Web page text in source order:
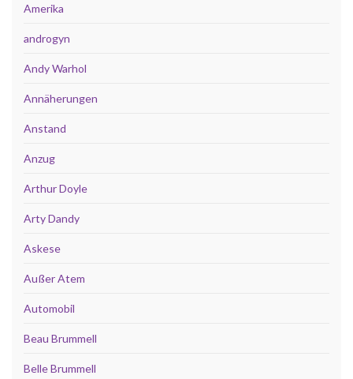
Amerika
androgyn
Andy Warhol
Annäherungen
Anstand
Anzug
Arthur Doyle
Arty Dandy
Askese
Außer Atem
Automobil
Beau Brummell
Belle Brummell